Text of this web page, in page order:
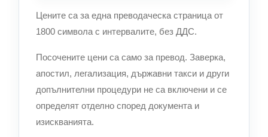
Цените са за една преводаческа страница от
1800 символа с интервалите, без ДДС.
Посочените цени са само за превод. Заверка,
апостил, легализация, държавни такси и други
допълнителни процедури не са включени и се
определят отделно според документа и
изискванията.